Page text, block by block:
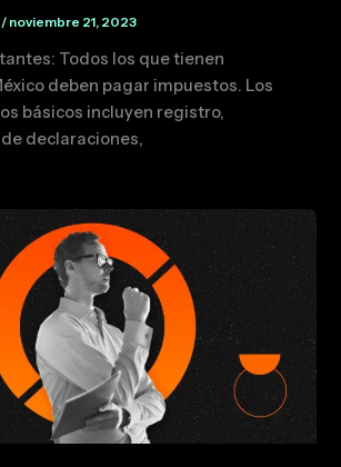
/ noviembre 21, 2023
Todos los que tienen
deben pagar impuestos. Los
básicos incluyen registro,
declaraciones,